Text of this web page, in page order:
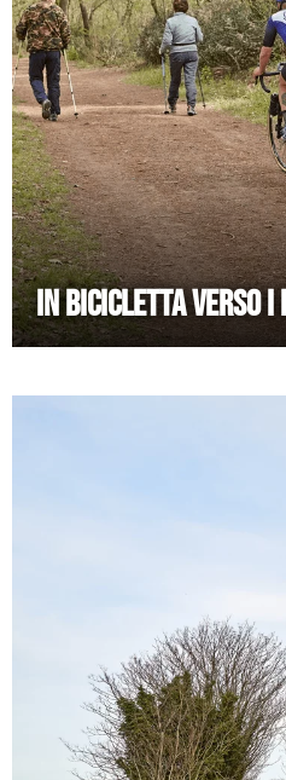
IN BICICLETTA VERSO I